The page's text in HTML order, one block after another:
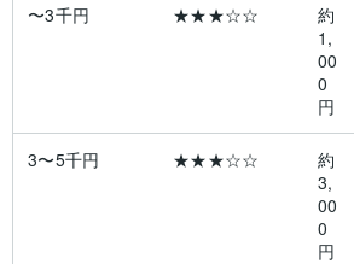
〜3千円 ★★★☆☆
約
1,
00
0
円
3〜5千円 ★★★☆☆
約
3,
00
0
円